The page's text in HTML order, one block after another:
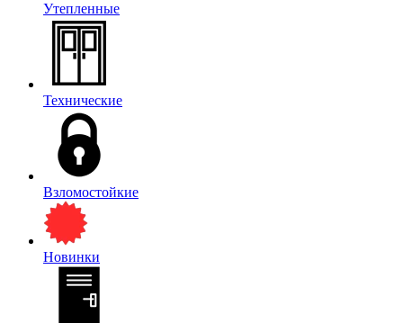
Утепленные
Технические
Взломостойкие
Новинки